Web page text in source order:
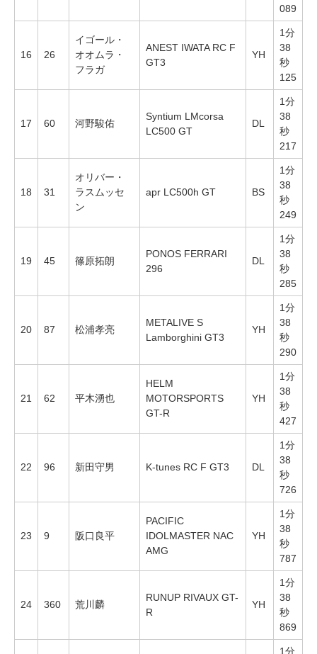
089
16 26
イゴール・
オオムラ・
フラガ
ANEST IWATA RC F
GT3
YH
1分
38
秒
125
17 60 河野駿佑
Syntium LMcorsa
LC500 GT
DL
1分
38
秒
217
18 31
オリバー・
ラスムッセ
ン
apr LC500h GT BS
1分
38
秒
249
19 45 篠原拓朗
PONOS FERRARI
296
DL
1分
38
秒
285
20 87 松浦孝亮
METALIVE S
Lamborghini GT3
YH
1分
38
秒
290
21 62 平木湧也
HELM
MOTORSPORTS
GT-R
YH
1分
38
秒
427
22 96 新田守男 K-tunes RC F GT3 DL
1分
38
秒
726
23 9 阪口良平
PACIFIC
IDOLMASTER NAC
AMG
YH
1分
38
秒
787
24 360 荒川麟
RUNUP RIVAUX GT-
R
YH
1分
38
秒
869
1分